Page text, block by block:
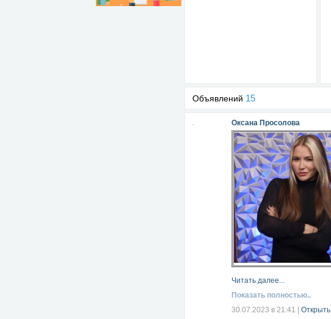
Объявлений 15
Оксана Просолова
Читать далее...
Показать полностью..
30.07.2023 в 21:41
Открыть